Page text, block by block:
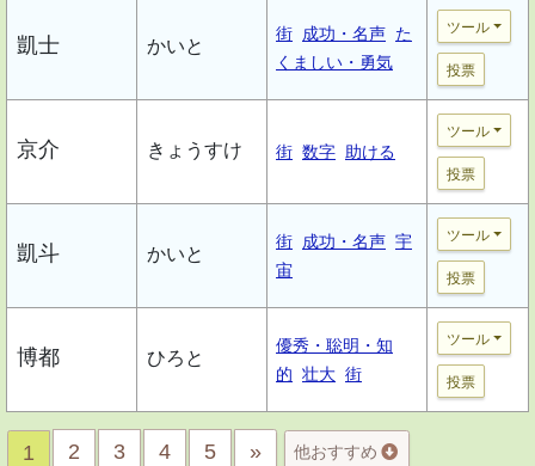
凱士 かいと
街 成功・名声 た
くましい・勇気
ツール
投票
京介 きょうすけ 街 数字 助ける
ツール
投票
凱斗 かいと
街 成功・名声 宇
宙
ツール
投票
博都 ひろと
優秀・聡明・知
的 壮大 街
ツール
投票
1 2 3 4 5 » 他おすすめ